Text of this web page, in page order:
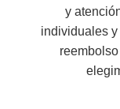
y
individuales